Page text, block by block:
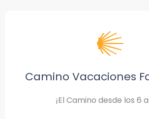
Camino Vacaciones
¡El Camino desde los 6